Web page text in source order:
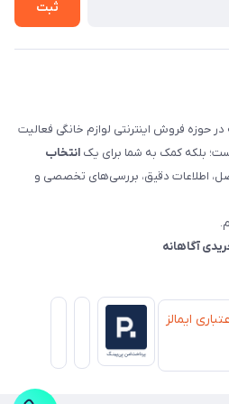
ثبت
در حوزه فروش اینترنتی لوازم خانگی فعالیت
بلکه کمک به شما برای یک انتخاب
اطلاعات دقیق، بررسی‌های تخصصی و
آگاهانه